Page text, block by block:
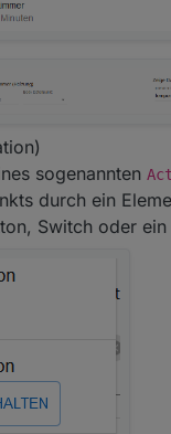
sogenannten
durch ein
Switch oder